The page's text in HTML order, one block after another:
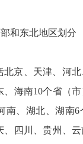
和东北地区划分
京、天津、河北
、海南10个省（
南、湖北、湖南6
四川、贵州、云